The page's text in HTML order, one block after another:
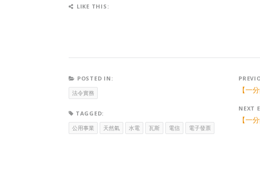
LIKE THIS:
POSTED IN:
法令實務
TAGGED:
公用事業
天然氣 水電 瓦斯 電信 電子發票
【一
NEXT
【一